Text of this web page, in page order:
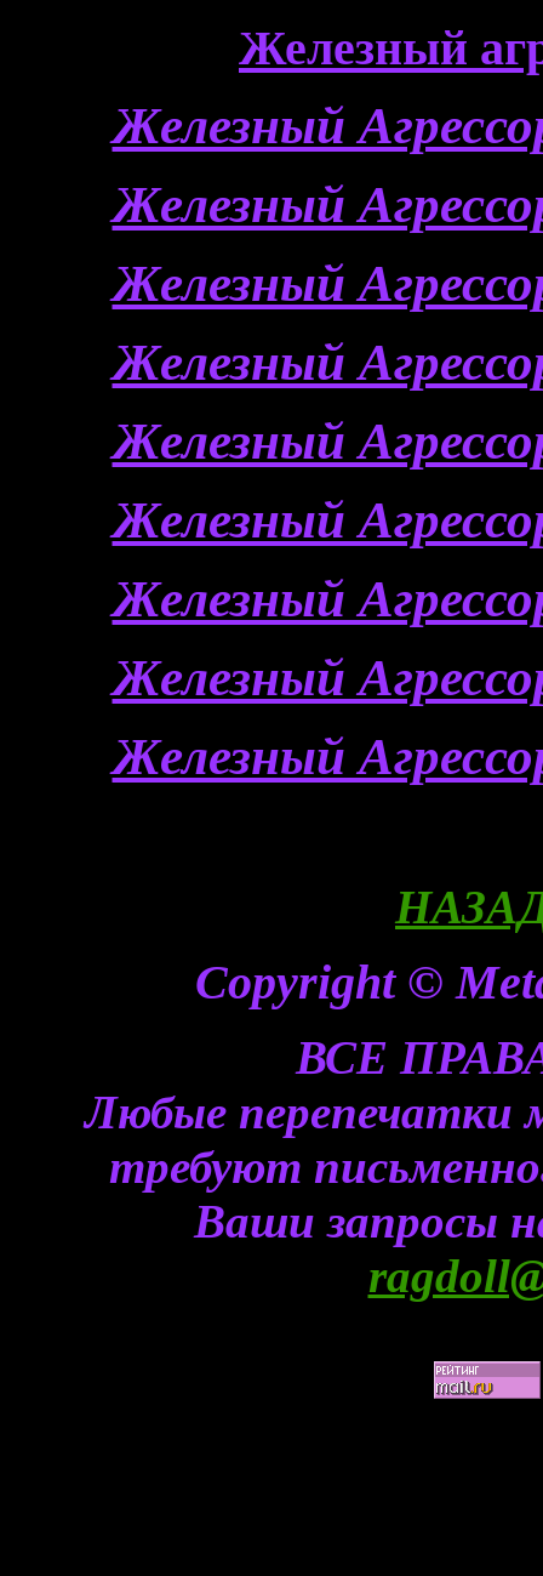
Железный
Железный
Железный
Железный
Железный
Железный
Железный
Железный
Железный
Железный
НАЗАД
Copyright ©
ВСЕ
Любые перепечатки
требуют
Ваши запросы